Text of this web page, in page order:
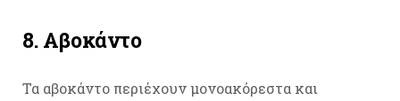
8. Αβοκάντο
Τα αβοκάντο περιέχουν μονοακόρεστα και